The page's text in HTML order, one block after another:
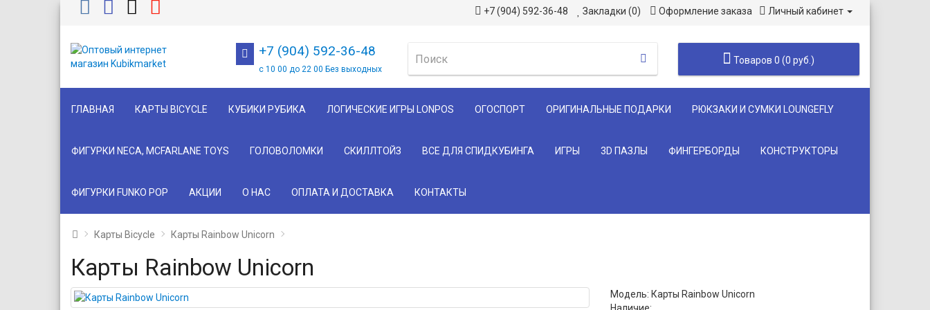
+7 (904) 592-36-48 Закладки (0) Оформление заказа Личный кабинет
+7 (904) 592-36-48
с 10 00 до 22 00 Без выходных
Товаров 0 (0 руб.)
ГЛАВНАЯ КАРТЫ BICYCLE КУБИКИ РУБИКА ЛОГИЧЕСКИЕ ИГРЫ LONPOS ОГОСПОРТ ОРИГИНАЛЬНЫЕ ПОДАРКИ РЮКЗАКИ И СУМКИ LOUNGEFLY
ФИГУРКИ NECA, MCFARLANE TOYS ГОЛОВОЛОМКИ СКИЛЛТОЙЗ ВСЕ ДЛЯ СПИДКУБИНГА ИГРЫ 3D ПАЗЛЫ ФИНГЕРБОРДЫ КОНСТРУКТОРЫ
ФИГУРКИ FUNKO POP АКЦИИ О НАС ОПЛАТА И ДОСТАВКА КОНТАКТЫ
Карты Bicycle Карты Rainbow Unicorn
Карты Rainbow Unicorn
Модель: Карты Rainbow Unicorn